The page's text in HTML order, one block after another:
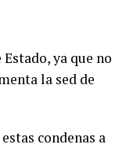
ya que no
la sed de
condenas a